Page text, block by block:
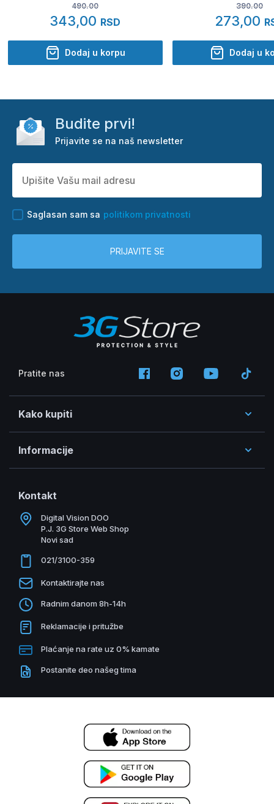
490.00
343,00 RSD
Dodaj u korpu
390.00
273,00
Dodaj u
Budite prvi!
Prijavite se na naš newsletter
Saglasan sam sa politikom privatnosti
PRIJAVITE SE
Pratite nas
Kako kupiti
Informacije
Kontakt
Digital Vision DOO
P.J. 3G Store Web Shop
Novi sad
021/3100-359
Kontaktirajte nas
Radnim danom 8h-14h
Reklamacije i pritužbe
Plaćanje na rate uz 0% kamate
Postanite deo našeg tima